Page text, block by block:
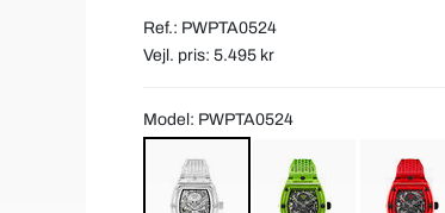
Ref.: PWPTA0524
Vejl. pris: 5.495 kr
Model: PWPTA0524